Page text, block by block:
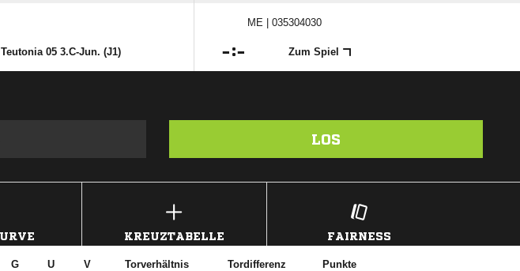
ME | 035304030
Teutonia 05 3.C-Jun. (J1) : Zum Spiel
LOS
KREUZTABELLE FAIRNESS
G U V Torverhältnis Tordifferenz Punkte